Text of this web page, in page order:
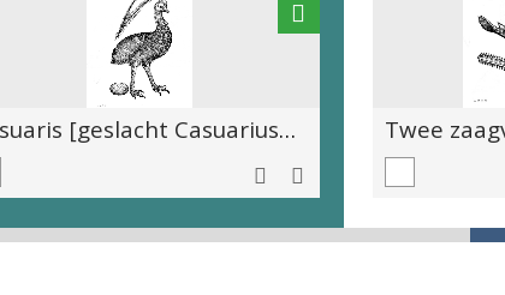
Kasuaris [geslacht Casuarius in de familie Casuariidae]